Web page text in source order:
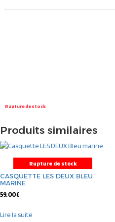
Rupture de stock
Produits similaires
Rupture de stock
CASQUETTE LES DEUX BLEU
MARINE
59,00€
Lire la suite